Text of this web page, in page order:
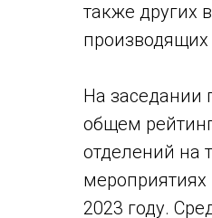
также других
На заседании
общем
отделений на
2023 году.